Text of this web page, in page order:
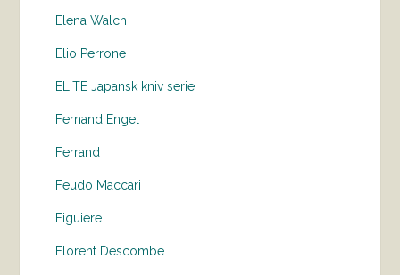
Elena Walch
Elio Perrone
ELITE Japansk kniv serie
Fernand Engel
Ferrand
Feudo Maccari
Figuiere
Florent Descombe